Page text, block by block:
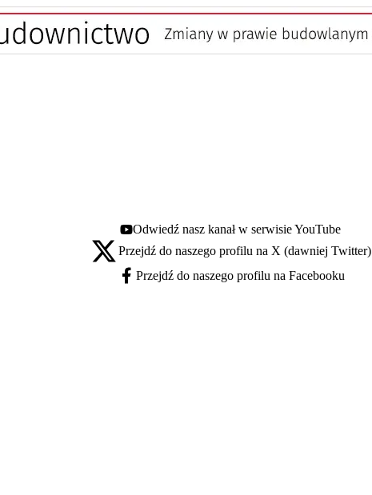
Youtube - otwiera się w nowej karcie
Odwiedź nasz kanał w serwisie YouTube
X - otwiera się w nowej karcie
Przejdź do naszego profilu na X (dawniej Twitter)
Facebook - otwiera się w nowej karcie
Przejdź do naszego profilu na Facebooku